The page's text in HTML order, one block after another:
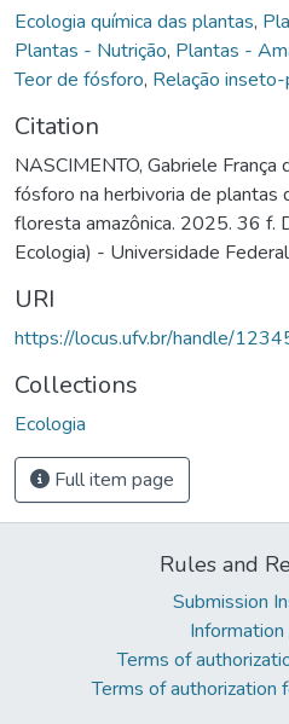
Ecologia química das plantas,
Plantas - Nutrição, Plantas -
Teor de fósforo, Relação
Citation
NASCIMENTO, Gabriele França
fósforo na herbivoria de plantas
floresta amazônica. 2025. 36 f.
Ecologia) - Universidade
URI
https://locus.ufv.br/handle/
Collections
Ecologia
Full item page
Rules and
Submission
Terms of
Terms of authorization